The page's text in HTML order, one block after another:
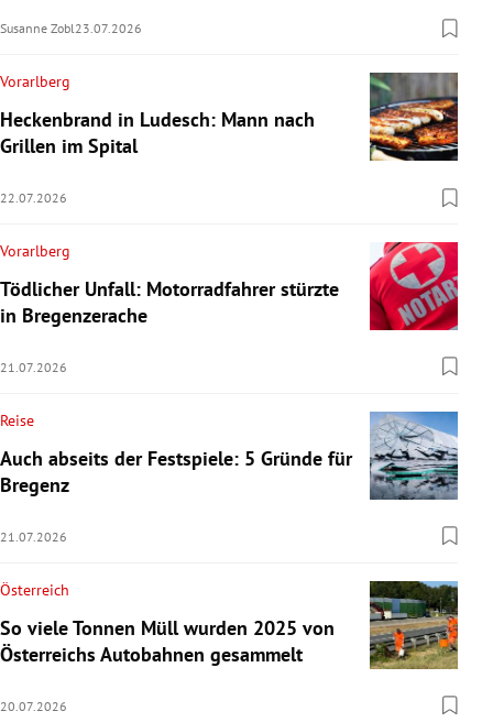
Susanne Zobl23.07.2026
Vorarlberg
Heckenbrand in Ludesch: Mann nach
Grillen im Spital
22.07.2026
Vorarlberg
Tödlicher Unfall: Motorradfahrer stürzte
in Bregenzerache
21.07.2026
Reise
Auch abseits der Festspiele: 5 Gründe für
Bregenz
21.07.2026
Österreich
So viele Tonnen Müll wurden 2025 von
Österreichs Autobahnen gesammelt
20.07.2026